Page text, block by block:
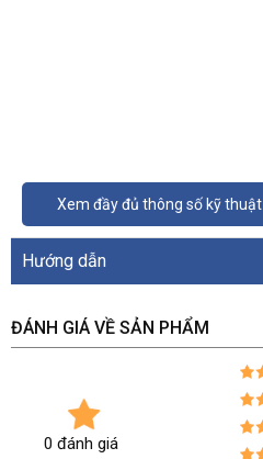
Xem đầy đủ thông số kỹ thuật
Hướng dẫn
ĐÁNH GIÁ VỀ SẢN PHẨM
0 đánh giá